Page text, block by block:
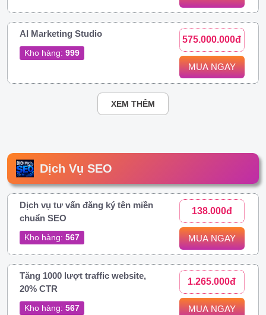
AI Marketing Studio
Kho hàng: 999
575.000.000đ
MUA NGAY
XEM THÊM
Dịch Vụ SEO
Dịch vụ tư vấn đăng ký tên miền
chuẩn SEO
Kho hàng: 567
138.000đ
MUA NGAY
Tăng 1000 lượt traffic website,
20% CTR
Kho hàng: 567
1.265.000đ
MUA NGAY